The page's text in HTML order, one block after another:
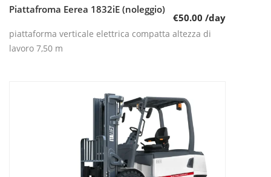
Leggi tutto
Piattafroma Eerea 1832iE (noleggio)
€50.00 /day
piattaforma verticale elettrica compatta altezza di
lavoro 7,50 m